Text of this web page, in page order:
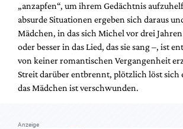
„anzapfen“, um ihrem Gedächtnis
absurde Situationen ergeben sich daraus
Mädchen, in das sich Michel vor drei
oder besser in das Lied, das sie sang –, ist
von keiner romantischen Vergangenheit
Streit darüber entbrennt, plötzlich löst sich
das Mädchen ist verschwunden.
Anzeige